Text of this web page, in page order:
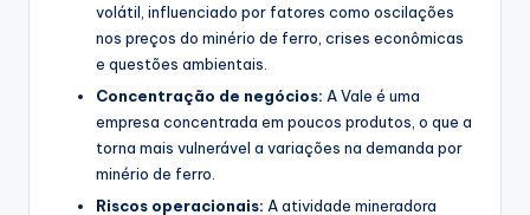
volátil, influenciado por fatores como oscilações
nos preços do minério de ferro, crises econômicas
e questões ambientais.
Concentração de negócios: A Vale é uma
empresa concentrada em poucos produtos, o que a
torna mais vulnerável a variações na demanda por
minério de ferro.
Riscos operacionais: A atividade mineradora